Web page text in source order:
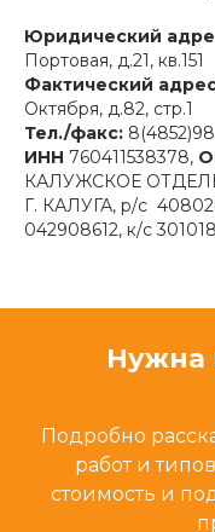
Юридический
Портовая, д.21, кв.151
Фактический
Октября, д.82, стр.1
Тел./факс:
ИНН 760411538378,
КАЛУЖСКОЕ
Г. КАЛУГА, р/с
042908612, к/с
Нужна
Подробно
работ и
стоимость и